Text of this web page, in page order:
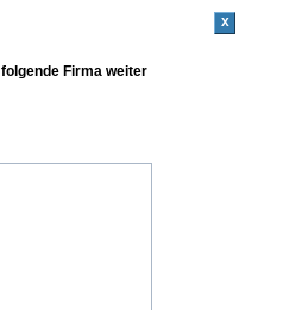
x
Firma weiter